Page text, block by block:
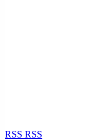
RSS RSS